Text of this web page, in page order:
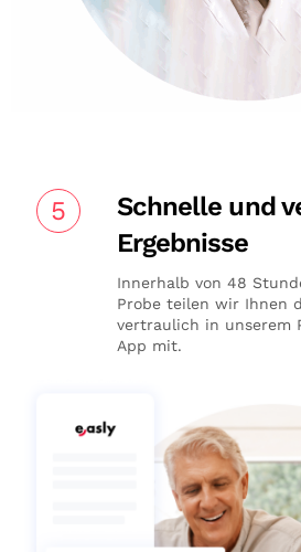
5
Schnelle und
Ergebnisse
Innerhalb von 48
Probe teilen wir Ihnen
vertraulich in unserem
App mit.